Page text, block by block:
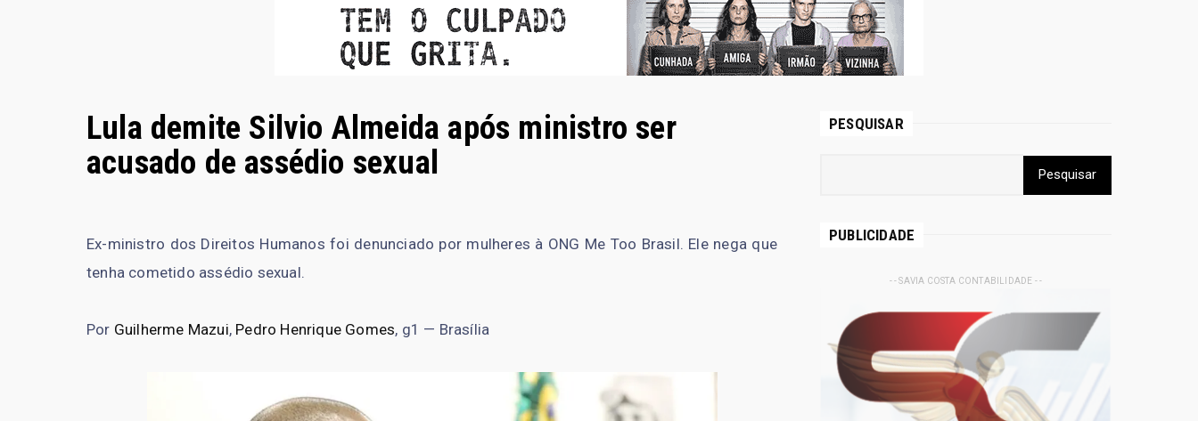
Lula demite Silvio Almeida após ministro ser
acusado de assédio sexual
Ex-ministro dos Direitos Humanos foi denunciado por mulheres à ONG Me Too Brasil. Ele nega que
tenha cometido assédio sexual.
Por Guilherme Mazui, Pedro Henrique Gomes, g1 — Brasília
PESQUISAR
PUBLICIDADE
- - SAVIA COSTA CONTABILIDADE - -